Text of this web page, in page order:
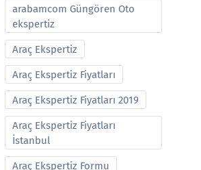
arabamcom Güngören Oto
ekspertiz
Araç Ekspertiz
Araç Ekspertiz Fiyatları
Araç Ekspertiz Fiyatları 2019
Araç Ekspertiz Fiyatları
İstanbul
Araç Ekspertiz Formu